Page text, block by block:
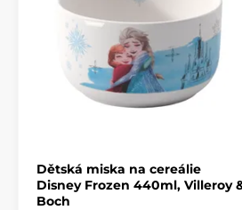
Dětská miska na cereálie
Disney Frozen 440ml, Villeroy
Boch